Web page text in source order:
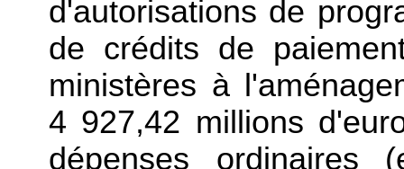
d'autorisations de
de crédits de
ministères à
4 927,42 millions
dépenses